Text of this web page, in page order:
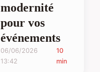
modernité
pour vos
événements
06/06/2026
13:42
10
min